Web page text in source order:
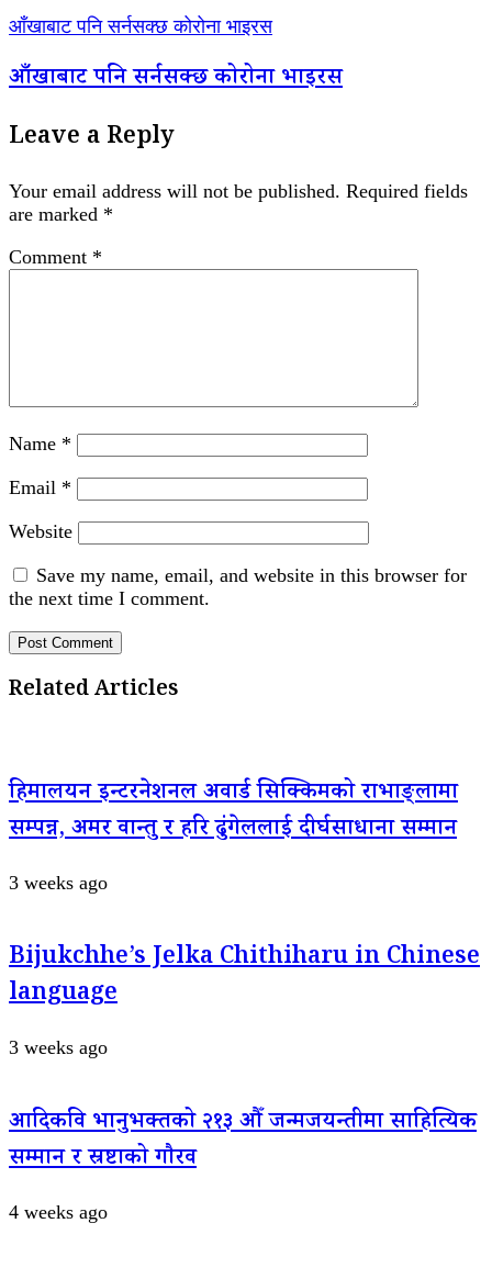
आँखाबाट पनि सर्नसक्छ कोरोना भाइरस
आँखाबाट पनि सर्नसक्छ कोरोना भाइरस
Leave a Reply
Your email address will not be published. Required fields
are marked *
Comment *
Name *
Email *
Website
Save my name, email, and website in this browser for
the next time I comment.
Related Articles
हिमालयन इन्टरनेशनल अवार्ड सिक्किमको राभाङ्लामा
सम्पन्न, अमर वान्तु र हरि ढुंगेललाई दीर्घसाधाना सम्मान
3 weeks ago
Bijukchhe’s Jelka Chithiharu in Chinese
language
3 weeks ago
आदिकवि भानुभक्तको २१३ औँ जन्मजयन्तीमा साहित्यिक
सम्मान र स्रष्टाको गौरव
4 weeks ago